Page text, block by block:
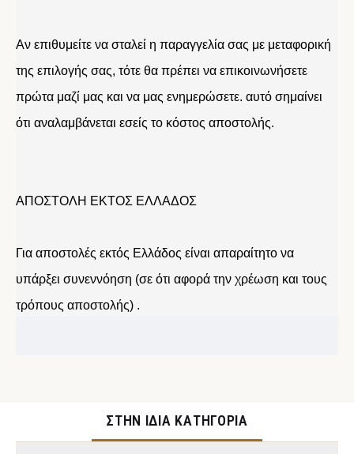
Αν επιθυμείτε να σταλεί η παραγγελία σας με μεταφορική
της επιλογής σας, τότε θα πρέπει να επικοινωνήσετε
πρώτα μαζί μας και να μας ενημερώσετε. αυτό σημαίνει
ότι αναλαμβάνεται εσείς το κόστος αποστολής.
ΑΠΟΣΤΟΛΗ ΕΚΤΟΣ ΕΛΛΑΔΟΣ
Για αποστολές εκτός Ελλάδος είναι απαραίτητο να
υπάρξει συνεννόηση (σε ότι αφορά την χρέωση και τους
τρόπους αποστολής) .
ΣΤΉΝ ΊΔΙΑ ΚΑΤΗΓΟΡΊΑ